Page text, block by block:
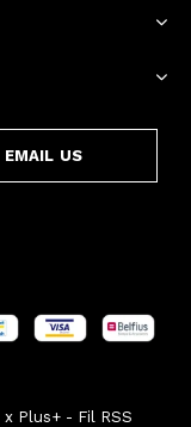
EMAIL US
x Plus+ - Fil RSS